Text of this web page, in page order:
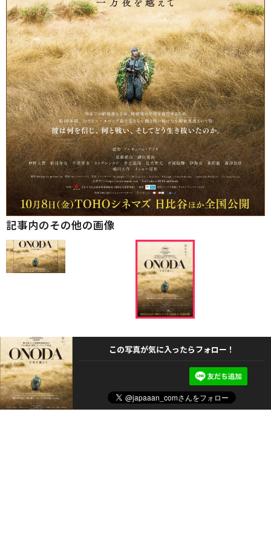
記事内のその他の画像
この写真が気に入ったらフォロー！